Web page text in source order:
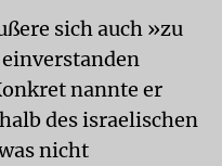
sich auch »zu
nannte er
des israelischen
nicht